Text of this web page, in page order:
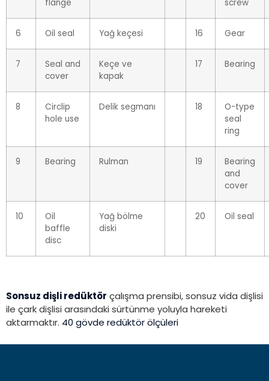
flange screw
6 Oil seal Yağ keçesi 16 Gear
7
Seal and
cover
Keçe ve
kapak
17 Bearing
8
Circlip
hole use
Delik segmanı 18
O-type
seal
ring
9 Bearing Rulman 19
Bearing
and
cover
10
Oil
baffle
disc
Yağ bölme
diski
20 Oil seal
Sonsuz dişli redüktör çalışma prensibi, sonsuz vida dişlisi
ile çark dişlisi arasındaki sürtünme yoluyla hareketi
aktarmaktır. 40 gövde redüktör ölçüleri